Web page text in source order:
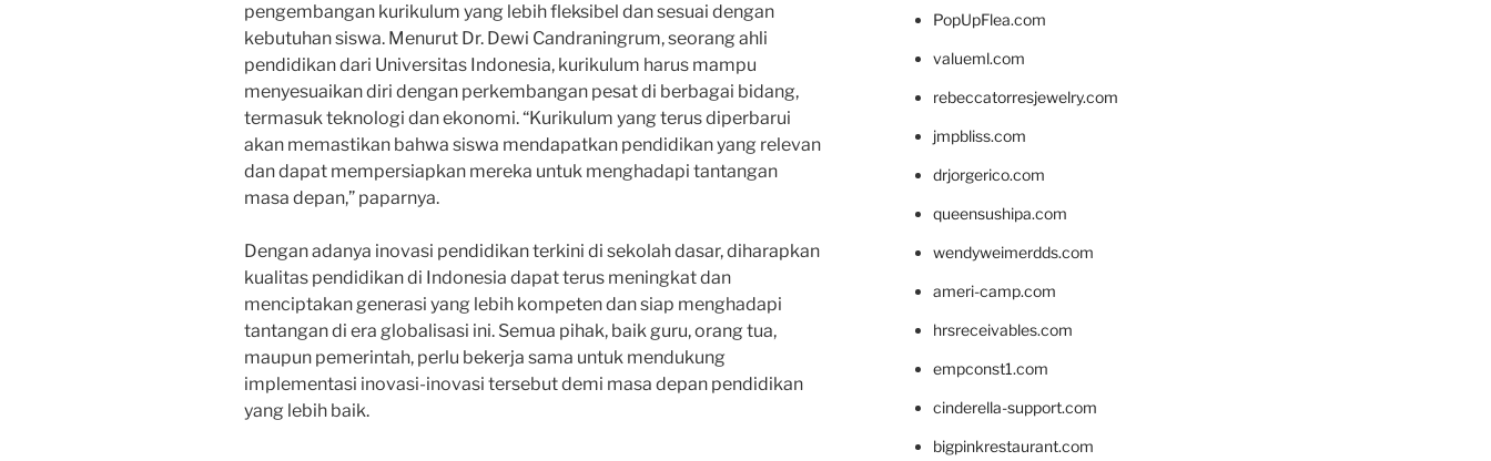
pengembangan kurikulum yang lebih fleksibel dan sesuai dengan
kebutuhan siswa. Menurut Dr. Dewi Candraningrum, seorang ahli
pendidikan dari Universitas Indonesia, kurikulum harus mampu
menyesuaikan diri dengan perkembangan pesat di berbagai bidang,
termasuk teknologi dan ekonomi. “Kurikulum yang terus diperbarui
akan memastikan bahwa siswa mendapatkan pendidikan yang relevan
dan dapat mempersiapkan mereka untuk menghadapi tantangan
masa depan,” paparnya.
Dengan adanya inovasi pendidikan terkini di sekolah dasar, diharapkan
kualitas pendidikan di Indonesia dapat terus meningkat dan
menciptakan generasi yang lebih kompeten dan siap menghadapi
tantangan di era globalisasi ini. Semua pihak, baik guru, orang tua,
maupun pemerintah, perlu bekerja sama untuk mendukung
implementasi inovasi-inovasi tersebut demi masa depan pendidikan
yang lebih baik.
PopUpFlea.com
valueml.com
rebeccatorresjewelry.com
jmpbliss.com
drjorgerico.com
queensushipa.com
wendyweimerdds.com
ameri-camp.com
hrsreceivables.com
empconst1.com
cinderella-support.com
bigpinkrestaurant.com